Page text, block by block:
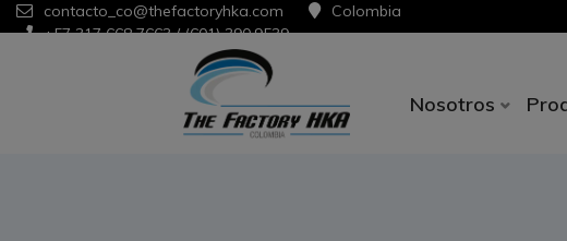
contacto_co@thefactoryhka.com
Colombia
+57 317 668 7663 / (601) 390.9539
Nosotros